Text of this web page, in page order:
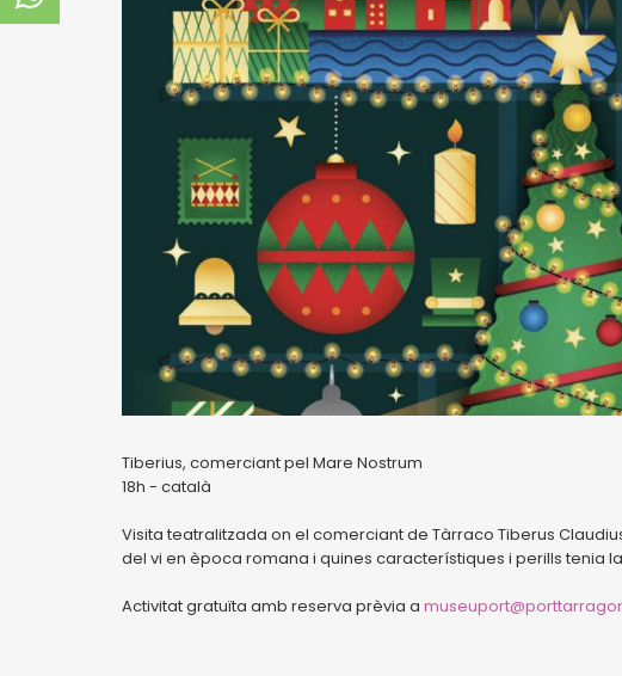
Tiberius, comerciant pel Mare Nostrum
18h - català
Visita teatralitzada on el comerciant de Tàrraco Tiberus
del vi en època romana i quines característiques i perills tenia
Activitat gratuïta amb reserva prèvia a